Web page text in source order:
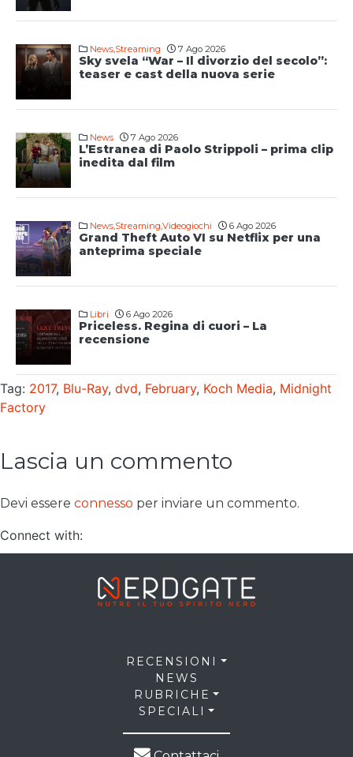
News,Streaming 7 Ago 2026
Sky svela “War – Il divorzio del secolo”:
teaser e cast della nuova serie
News 7 Ago 2026
L’Estranea di Paolo Strippoli – prima clip
inedita dal film
News,Streaming,Videogiochi 6 Ago 2026
Grand Theft Auto VI su Netflix per una
anteprima speciale
Libri 6 Ago 2026
Priceless. Regina di cuori – La
recensione
Tag: 2017, Blu-Ray, dvd, February, Koch Media, Midnight
Factory
Lascia un commento
Devi essere connesso per inviare un commento.
Connect with:
RECENSIONI
NEWS
RUBRICHE
SPECIALI